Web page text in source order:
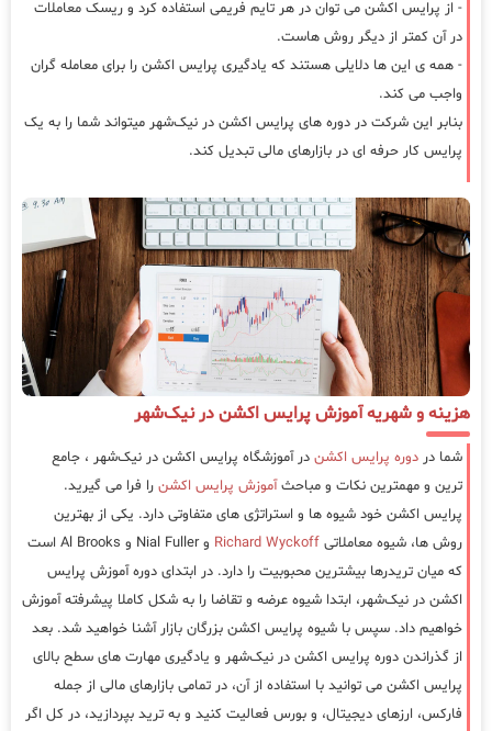
- از پرایس اکشن می توان در هر تایم فریمی استفاده کرد و ریسک معاملات
در آن کمتر از دیگر روش هاست.
- همه ی این ها دلایلی هستند که یادگیری پرایس اکشن را برای معامله گران
واجب می کند.
بنابر این شرکت در دوره های پرایس اکشن در نیک‌شهر میتواند شما را به یک
پرایس کار حرفه ای در بازارهای مالی تبدیل کند.
هزینه و شهریه آموزش پرایس اکشن در نیک‌شهر
شما در دوره پرایس اکشن در آموزشگاه پرایس اکشن در نیک‌شهر ، جامع
ترین و مهمترین نکات و مباحثآموزش پرایس اکشن را فرا می گیرید.
پرایس اکشن خود شیوه ها و استراتژی های متفاوتی دارد. یکی از بهترین
روش ها، شیوه معاملاتی Richard Wyckoff
و Nial Fuller و Al Brooks است
که میان تریدرها بیشترین محبوبیت را دارد. در ابتدای دوره آموزش پرایس
اکشن در نیک‌شهر، ابتدا شیوه عرضه و تقاضا را به شکل کاملا پیشرفته آموزش
خواهیم داد. سپس با شیوه پرایس اکشن بزرگان بازار آشنا خواهید شد. بعد
از گذراندن دوره پرایس اکشن در نیک‌شهر و یادگیری مهارت های سطح بالای
پرایس اکشن می توانید با استفاده از آن، در تمامی بازارهای مالی از جمله
فارکس، ارزهای دیجیتال، و بورس فعالیت کنید و به ترید بپردازید، در کل اگر